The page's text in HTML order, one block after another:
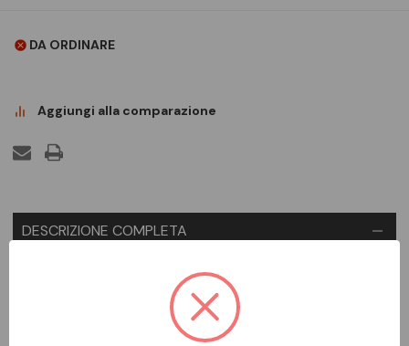
DA ORDINARE
Aggiungi alla comparazione
DESCRIZIONE COMPLETA
Coperchio di montaggio per scatole da incasso del tipo
UZD250-3 per l'installazione di service outlet di dimensione
nominale 9 (es GES9, RKSN9...) Apertura di montaggio
profonda 3 mm per l'eventuale chiusura con coperchio cieco.